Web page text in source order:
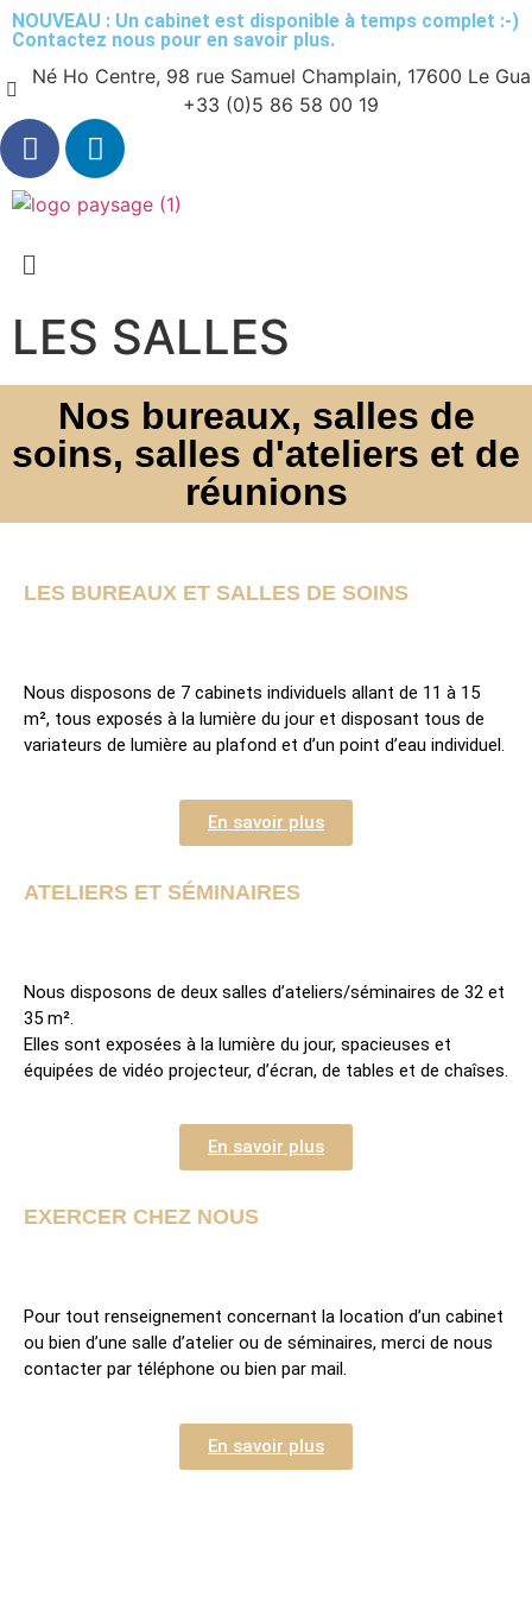
NOUVEAU : Un cabinet est disponible à temps complet :-)
Contactez nous pour en savoir plus.
Né Ho Centre, 98 rue Samuel Champlain, 17600 Le Gua
+33 (0)5 86 58 00 19
LES SALLES
Nos bureaux, salles de
soins, salles d'ateliers et de
réunions
LES BUREAUX ET SALLES DE SOINS
Nous disposons de 7 cabinets individuels allant de 11 à 15
m², tous exposés à la lumière du jour et disposant tous de
variateurs de lumière au plafond et d’un point d’eau individuel.
En savoir plus
ATELIERS ET SÉMINAIRES
Nous disposons de deux salles d’ateliers/séminaires de 32 et
35 m².
Elles sont exposées à la lumière du jour, spacieuses et
équipées de vidéo projecteur, d’écran, de tables et de chaîses.
En savoir plus
EXERCER CHEZ NOUS
Pour tout renseignement concernant la location d’un cabinet
ou bien d’une salle d’atelier ou de séminaires, merci de nous
contacter par téléphone ou bien par mail.
En savoir plus